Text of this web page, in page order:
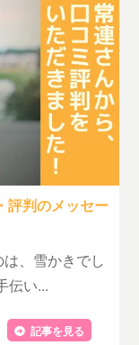
評判のメッセー
、雪かきでし
伝い...
記事を見る